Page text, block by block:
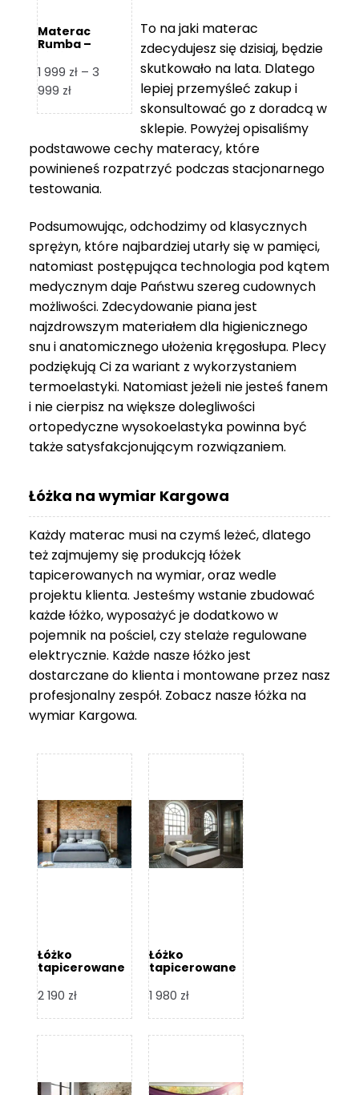
Materac
Rumba –
1 999 zł – 3
999 złZakres
1
999 zł
do
To na jaki materac
zdecydujesz się dzisiaj, będzie
skutkowało na lata. Dlatego
lepiej przemyśleć zakup i
skonsultować go z doradcą w
sklepie. Powyżej opisaliśmy
podstawowe cechy materacy, które
powinieneś rozpatrzyć podczas stacjonarnego
testowania.
Podsumowując, odchodzimy od klasycznych
sprężyn, które najbardziej utarły się w pamięci,
natomiast postępująca technologia pod kątem
medycznym daje Państwu szereg cudownych
możliwości. Zdecydowanie piana jest
najzdrowszym materiałem dla higienicznego
snu i anatomicznego ułożenia kręgosłupa. Plecy
podziękują Ci za wariant z wykorzystaniem
termoelastyki. Natomiast jeżeli nie jesteś fanem
i nie cierpisz na większe dolegliwości
ortopedyczne wysokoelastyka powinna być
także satysfakcjonującym rozwiązaniem.
Łóżka na wymiar Kargowa
Każdy materac musi na czymś leżeć, dlatego
też zajmujemy się produkcją łóżek
tapicerowanych na wymiar, oraz wedle
projektu klienta. Jesteśmy wstanie zbudować
każde łóżko, wyposażyć je dodatkowo w
pojemnik na pościel, czy stelaże regulowane
elektrycznie. Każde nasze łóżko jest
dostarczane do klienta i montowane przez nasz
profesjonalny zespół. Zobacz naszełóżka na
wymiar Kargowa.
Łóżko
tapicerowane
Design
2 190 zł
Łóżko
tapicerowane
Design
1 980 zł